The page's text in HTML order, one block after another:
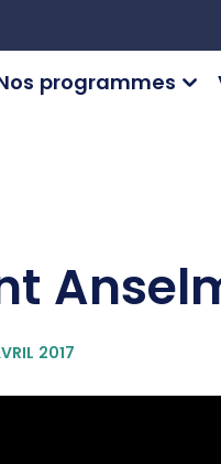
programmes
2017